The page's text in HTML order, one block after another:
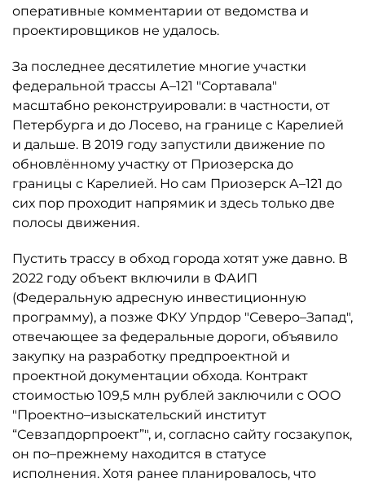
оперативные комментарии от ведомства и
проектировщиков не удалось.
За последнее десятилетие многие участки
федеральной трассы А–121 "Сортавала"
масштабно реконструировали: в частности, от
Петербурга и до Лосево, на границе с Карелией
и дальше. В 2019 году запустили движение по
обновлённому участку от Приозерска до
границы с Карелией. Но сам Приозерск А–121 до
сих пор проходит напрямик и здесь только две
полосы движения.
Пустить трассу в обход города хотят уже давно. В
2022 году объект включили в ФАИП
(Федеральную адресную инвестиционную
программу), а позже ФКУ Упрдор "Северо–Запад",
отвечающее за федеральные дороги, объявило
закупку на разработку предпроектной и
проектной документации обхода. Контракт
стоимостью 109,5 млн рублей заключили с ООО
"Проектно–изыскательский институт
“Севзапдорпроект”", и, согласно сайту госзакупок,
он по–прежнему находится в статусе
исполнения. Хотя ранее планировалось, что